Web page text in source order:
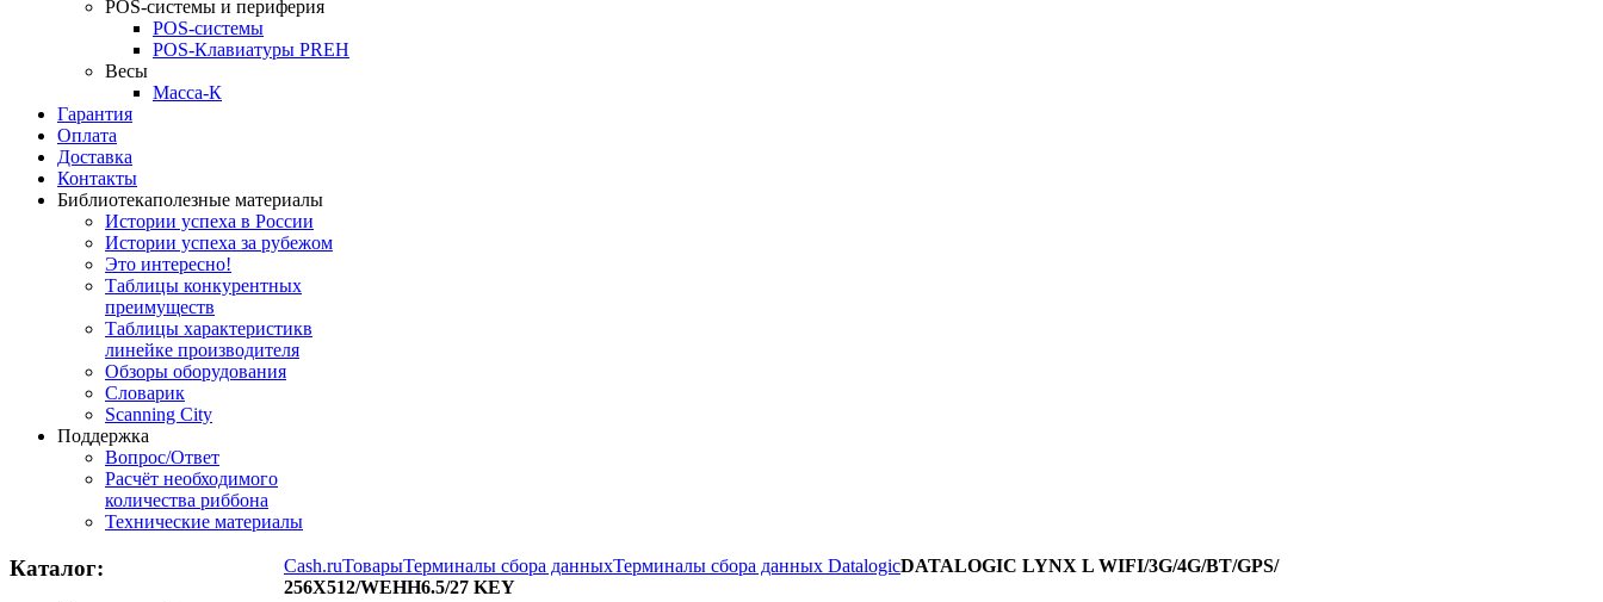
POS-системы и периферия
POS-системы
POS-Клавиатуры PREH
Весы
Масса-К
Гарантия
Оплата
Доставка
Контакты
Библиотекаполезные материалы
Истории успеха в России
Истории успеха за рубежом
Это интересно!
Таблицы конкурентных
преимуществ
Таблицы характеристикв
линейке производителя
Обзоры оборудования
Словарик
Scanning City
Поддержка
Вопрос/Ответ
Расчёт необходимого
количества риббона
Технические материалы
Cash.ruТоварыТерминалы сбора данныхТерминалы сбора данных DatalogicDATALOGIC LYNX L WIFI/3G/4G/BT/GPS/
256X512/WEHH6.5/27 KEY
Каталог: